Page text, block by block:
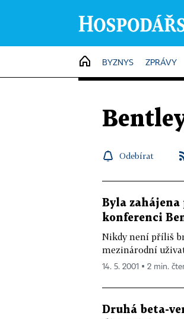
HOME
BYZNYS ZPRÁVY
Odebírat
Byla
konferenci
Nikdy není příliš
mezinárodní
14. 5. 2001 ▪ 2 min.
Druhá beta-